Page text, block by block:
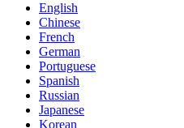
English
Chinese
French
German
Portuguese
Spanish
Russian
Japanese
Korean